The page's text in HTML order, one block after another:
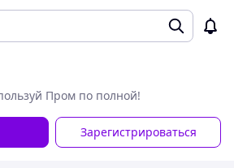
Пром по полной!
Зарегистрироваться